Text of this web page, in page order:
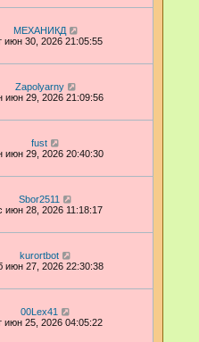
МЕХАНИКД
июн 30, 2026 21:05:55
Zapolyarny
июн 29, 2026 21:09:56
fust
июн 29, 2026 20:40:30
Sbor2511
июн 28, 2026 11:18:17
kurortbot
июн 27, 2026 22:30:38
00Lex41
июн 25, 2026 04:05:22